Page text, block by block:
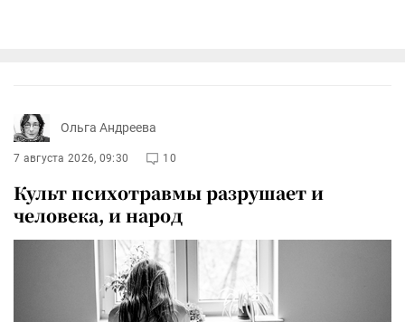
Ольга Андреева
7 августа 2026, 09:30 10
Культ психотравмы разрушает и
человека, и народ